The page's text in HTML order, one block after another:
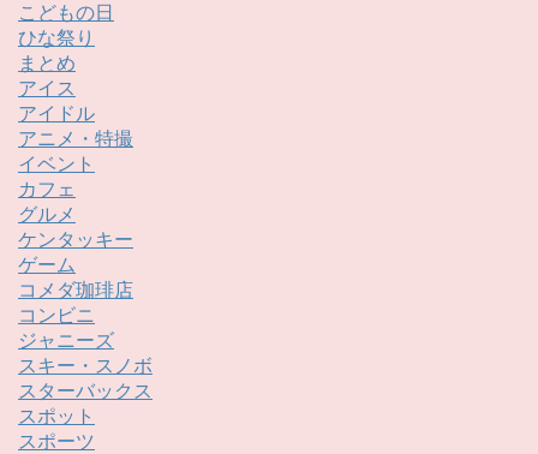
こどもの日
ひな祭り
まとめ
アイス
アイドル
アニメ・特撮
イベント
カフェ
グルメ
ケンタッキー
ゲーム
コメダ珈琲店
コンビニ
ジャニーズ
スキー・スノボ
スターバックス
スポット
スポーツ